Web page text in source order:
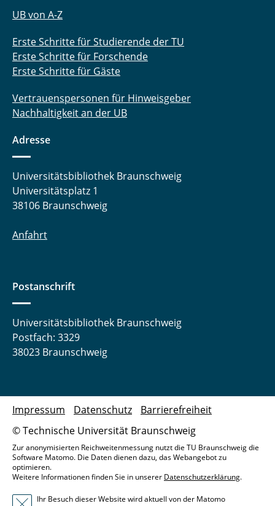
UB von A-Z
Erste Schritte für Studierende der TU
Erste Schritte für Forschende
Erste Schritte für Gäste
Vertrauenspersonen für Hinweisgeber
Nachhaltigkeit an der UB
Adresse
Universitätsbibliothek Braunschweig
Universitätsplatz 1
38106 Braunschweig
Anfahrt
Postanschrift
Universitätsbibliothek Braunschweig
Postfach: 3329
38023 Braunschweig
© Technische Universität Braunschweig
Impressum Datenschutz Barrierefreiheit
Zur anonymisierten Reichweitenmessung nutzt die TU Braunschweig die
Software Matomo. Die Daten dienen dazu, das Webangebot zu
optimieren.
Weitere Informationen finden Sie in unserer Datenschutzerklärung.
Ihr Besuch dieser Website wird aktuell von der Matomo